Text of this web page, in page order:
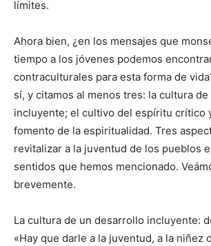
límites.
Ahora bien, ¿en los mensajes que
tiempo a los jóvenes podemos
contraculturales para esta forma de
sí, y citamos al menos tres: la cultura
incluyente; el cultivo del espíritu crítico
fomento de la espiritualidad. Tres
revitalizar a la juventud de los pueblos
sentidos que hemos mencionado.
brevemente.
La cultura de un desarrollo incluyente:
«Hay que darle a la juventud, a la niñez